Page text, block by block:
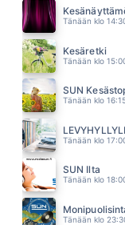
BACKSTREET
04.52
PORTION BOYS
04.49
Tänään klo
Kesäretki
Tänään klo
SUN
Tänään klo
Tänään klo
SUN Ilta
Tänään klo
Tänään klo